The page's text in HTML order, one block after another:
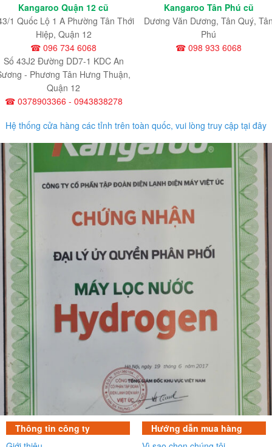
Kangaroo Quận 12 cũ
1 Quốc Lộ 1 A Phường Tân Thới
Hiệp, Quận 12
☎ 096 734 6068
Số 43J2 Đường DD7-1 KDC An
- Phương Tân Hưng Thuận,
Quận 12
☎ 0378903366 - 0943838278
Kangaroo Tân Phú cũ
Dương Văn Dương, Tân Quý,
Phú
☎ 098 933 6068
Hệ thống cửa hàng các tỉnh trên toàn quốc, vui lòng truy cập tại đây
Thông tin công ty
Hướng dẫn mua hàng